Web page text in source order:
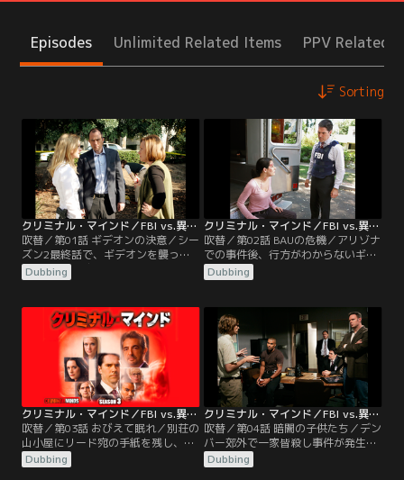
Episodes Unlimited Related Items PPV Related
Sorting
クリミナル・マインド／FBI vs.異常犯罪 シーズン3 第01話／吹替
吹替／第01話 ギデオンの決意／シー
ズン2最終話で、ギデオンを襲った
悲劇--大切な友人であるサラを猟奇
殺人犯フランクに殺されるという最
い喪失感と自責の念を与えていた。
そんな中、アリゾナ州の大学で女子
学生を襲う連続殺人が発生。警察
は、初期のプロファイルで浮かび上
がった大学の警備員を拘束するが、
そこへ新たな犠牲者が…。
Dubbing
クリミナル・マインド／FBI vs.異常犯罪 シーズン3 第02話／吹替
吹替／第02話 BAUの危機／アリゾナ
での事件後、行方がわからないギデ
オン。一方、停職処分を受けたホッ
チは異動願いを出し、ホッチの後任
ィスはFBI辞職を申し出る。メンバー
3人が欠ける中、ミルウォーキーで
連続殺人事件が発生。被害者は全員
30代の母親。拘束された後、心臓を
抜き取られていた。そこへ新たな行
方不明者が出る。
Dubbing
クリミナル・マインド／FBI vs.異常犯罪 シーズン3 第03話／吹替
吹替／第03話 おびえて眠れ／別荘の
山小屋にリード宛の手紙を残し、姿
を消したギデオン。一方、ホッチは
BAUに残る決断をしていた。そんな
Dubbing
クリミナル・マインド／FBI vs.異常犯罪 シーズン3 第04話／吹替
吹替／第04話 暗闇の子供たち／デン
バー郊外で一家皆殺し事件が発生。
この1ヶ月で3件目だった。いずれの
事件も親たちは残虐な方法で殺して
Dubbing